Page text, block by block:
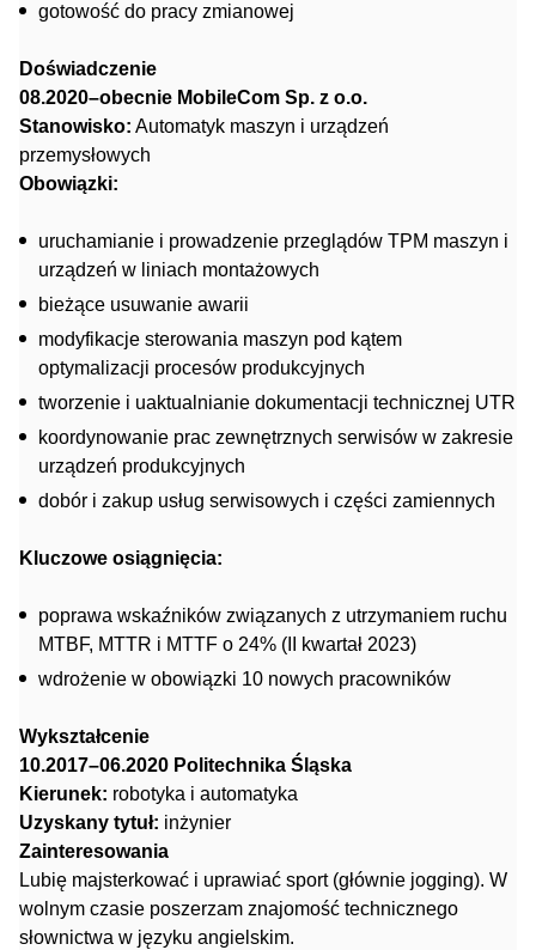
gotowość do pracy zmianowej
Doświadczenie
08.2020–obecnie MobileCom Sp. z o.o.
Stanowisko: Automatyk maszyn i urządzeń
przemysłowych
Obowiązki:
uruchamianie i prowadzenie przeglądów TPM maszyn i
urządzeń w liniach montażowych
bieżące usuwanie awarii
modyfikacje sterowania maszyn pod kątem
optymalizacji procesów produkcyjnych
tworzenie i uaktualnianie dokumentacji technicznej UTR
koordynowanie prac zewnętrznych serwisów w zakresie
urządzeń produkcyjnych
dobór i zakup usług serwisowych i części zamiennych
Kluczowe osiągnięcia:
poprawa wskaźników związanych z utrzymaniem ruchu
MTBF, MTTR i MTTF o 24% (II kwartał 2023)
wdrożenie w obowiązki 10 nowych pracowników
Wykształcenie
10.2017–06.2020 Politechnika Śląska
Kierunek: robotyka i automatyka
Uzyskany tytuł: inżynier
Zainteresowania
Lubię majsterkować i uprawiać sport (głównie jogging). W
wolnym czasie poszerzam znajomość technicznego
słownictwa w języku angielskim.